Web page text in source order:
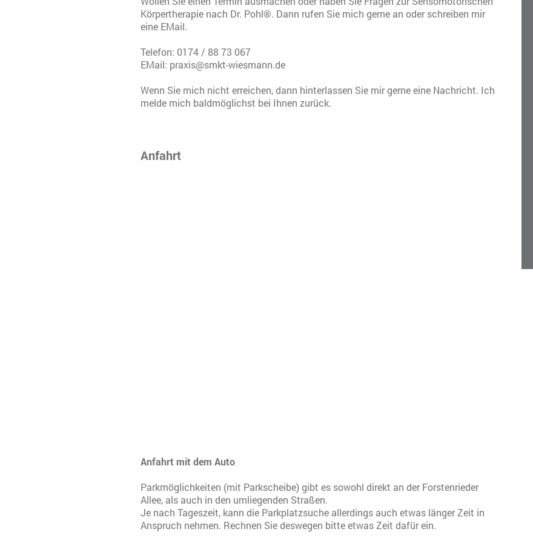
Körpertherapie nach Dr. Pohl®. Dann rufen Sie mich gerne an oder schreiben mir
eine EMail.
Telefon: 0174 / 88 73 067
EMail: praxis@smkt-wiesmann.de
Wenn Sie mich nicht erreichen, dann hinterlassen Sie mir gerne eine Nachricht. Ich
melde mich baldmöglichst bei Ihnen zurück.
Anfahrt
Anfahrt mit dem Auto
Parkmöglichkeiten (mit Parkscheibe) gibt es sowohl direkt an der Forstenrieder
Allee, als auch in den umliegenden Straßen.
Je nach Tageszeit, kann die Parkplatzsuche allerdings auch etwas länger Zeit in
Anspruch nehmen. Rechnen Sie deswegen bitte etwas Zeit dafür ein.